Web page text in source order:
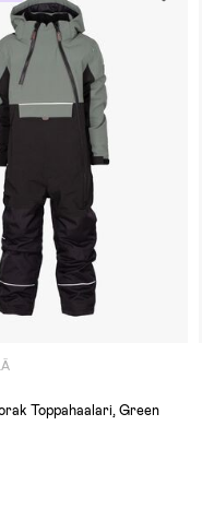
Toppahaalari, Green